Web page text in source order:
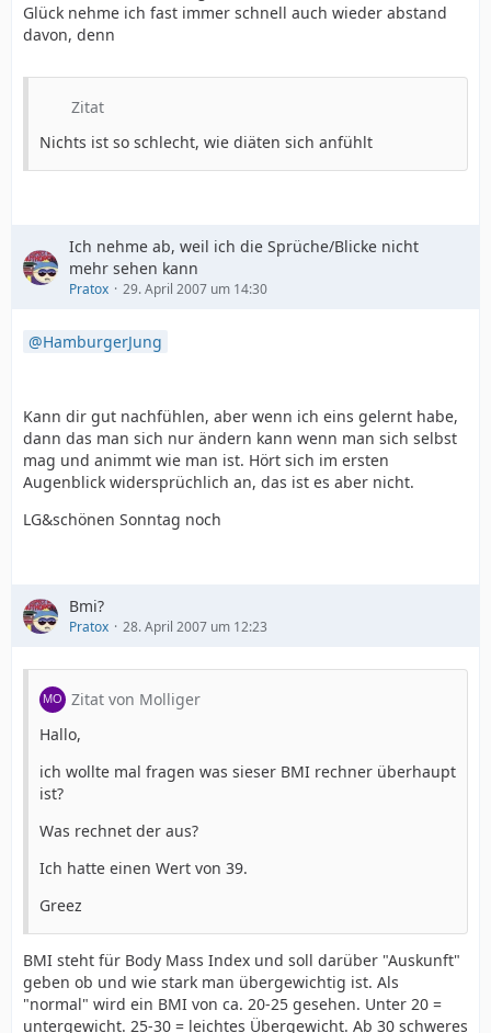
Glück nehme ich fast immer schnell auch wieder abstand
davon, denn
Zitat
Nichts ist so schlecht, wie diäten sich anfühlt
Ich nehme ab, weil ich die Sprüche/Blicke nicht
mehr sehen kann
Pratox 29. April 2007 um 14:30
HamburgerJung
Kann dir gut nachfühlen, aber wenn ich eins gelernt habe,
dann das man sich nur ändern kann wenn man sich selbst
mag und animmt wie man ist. Hört sich im ersten
Augenblick widersprüchlich an, das ist es aber nicht.
LG&schönen Sonntag noch
Bmi?
Pratox 28. April 2007 um 12:23
Zitat von Molliger
Hallo,
ich wollte mal fragen was sieser BMI rechner überhaupt
ist?
Was rechnet der aus?
Ich hatte einen Wert von 39.
Greez
BMI steht für Body Mass Index und soll darüber "Auskunft"
geben ob und wie stark man übergewichtig ist. Als
"normal" wird ein BMI von ca. 20-25 gesehen. Unter 20 =
untergewicht. 25-30 = leichtes Übergewicht. Ab 30 schweres